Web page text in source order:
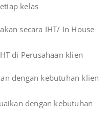
kelas
secara IHT/ In House
di Perusahaan klien
dengan kebutuhan klien
dengan kebutuhan